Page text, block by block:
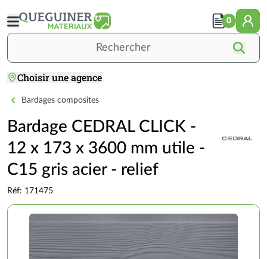
au
contenu
Choisir une agence
0
Accueil
BOIS / PANNEAUX / MOB / BARDAGES
BARDAGES
Bardages composites
Bardage CEDRAL CLICK -
12 x 173 x 3600 mm utile -
C15 gris acier - relief
Réf: 171475